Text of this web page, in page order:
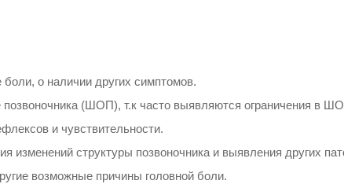
о наличии других симптомов.
(ШОП), т.к часто выявляются ограничения в
и чувствительности.
структуры позвоночника и выявления других
возможные причины головной боли.